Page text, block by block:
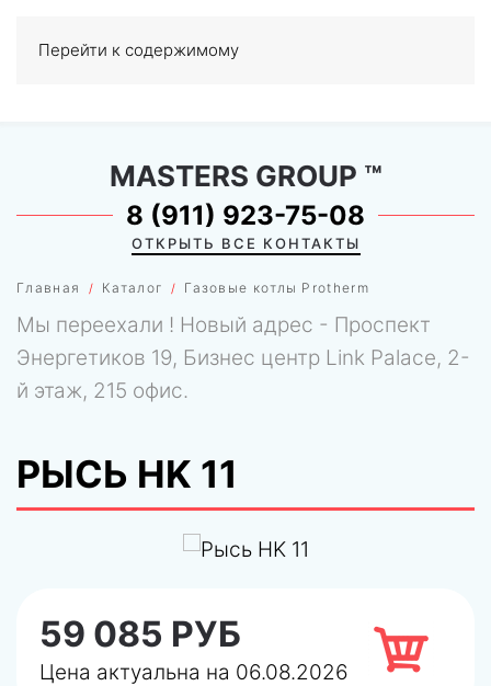
Перейти к содержимому
0
Главная Каталог Газовые котлы Protherm
MASTERS GROUP ™
8 (911) 923-75-08
ОТКРЫТЬ ВСЕ КОНТАКТЫ
Мы переехали ! Новый адрес - Проспект
Энергетиков 19, Бизнес центр Link Palace, 2-
й этаж, 215 офис.
РЫСЬ HK 11
59 085 РУБ
Цена актуальна на 06.08.2026